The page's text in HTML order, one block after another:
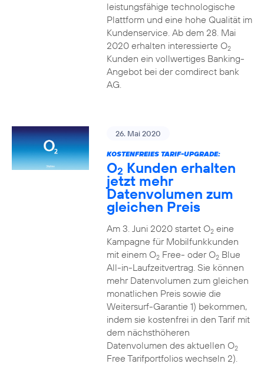
leistungsfähige technologische
Plattform und eine hohe Qualität im
Kundenservice. Ab dem 28. Mai
2020 erhalten interessierte O2
Kunden ein vollwertiges Banking-
Angebot bei der comdirect bank
AG.
26. Mai 2020
KOSTENFREIES TARIF-UPGRADE:
O2 Kunden erhalten
jetzt mehr
Datenvolumen zum
gleichen Preis
Am 3. Juni 2020 startet O2eine
Kampagne für Mobilfunkkunden
mit einem O2Free- oder O2Blue
All-in-Laufzeitvertrag. Sie können
mehr Datenvolumen zum gleichen
monatlichen Preis sowie die
Weitersurf-Garantie 1) bekommen,
indem sie kostenfrei in den Tarif mit
dem nächsthöheren
Datenvolumen des aktuellen O2
Free Tarifportfolios wechseln 2).